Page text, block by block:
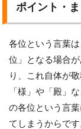
ポイント・
各位という言葉
位」となる場合
り、これ自体が
「様」や「殿」
の各位という言
てしまうからで